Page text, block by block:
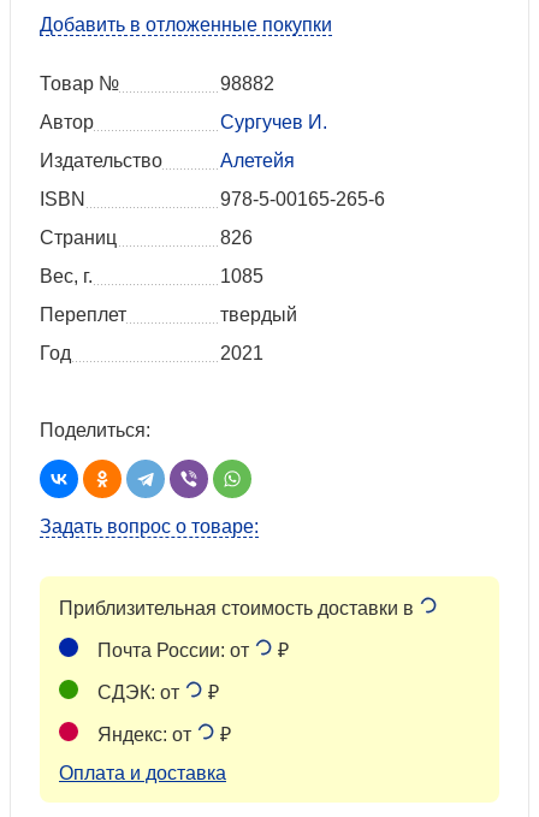
Добавить в отложенные покупки
Товар №
98882
Автор
Сургучев И.
Издательство
Алетейя
ISBN
978-5-00165-265-6
Страниц
826
Вес, г.
1085
Переплет
твердый
Год
2021
Поделиться:
Задать вопрос о товаре:
Приблизительная стоимость доставки в
Почта России: от ₽
СДЭК: от ₽
Яндекс: от
₽
Оплата и доставка